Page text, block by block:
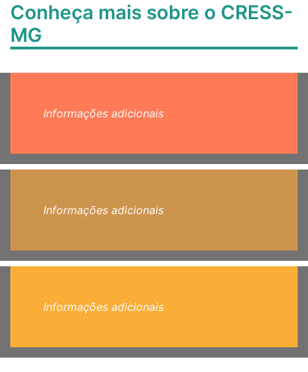
Conheça mais sobre o CRESS-
MG
Informações adicionais
Informações adicionais
Informações adicionais